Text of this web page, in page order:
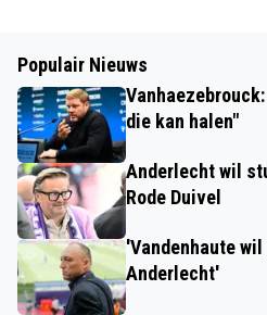
Populair Nieuws
die kan halen"
Anderlecht wil
Rode Duivel
'Vandenhaute
Anderlecht'